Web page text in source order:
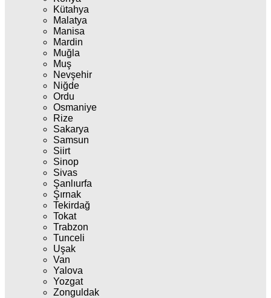
Kütahya
Malatya
Manisa
Mardin
Muğla
Muş
Nevşehir
Niğde
Ordu
Osmaniye
Rize
Sakarya
Samsun
Siirt
Sinop
Sivas
Şanlıurfa
Şırnak
Tekirdağ
Tokat
Trabzon
Tunceli
Uşak
Van
Yalova
Yozgat
Zonguldak